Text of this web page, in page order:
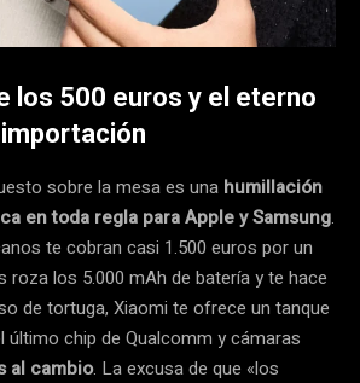
los 500 euros y el eterno
sobre la mesa es una humillación
en toda regla para Apple y Samsung.
te cobran casi 1.500 euros por un
roza los 5.000 mAh de batería y te hace
de tortuga, Xiaomi te ofrece un tanque
último chip de Qualcomm y cámaras
al cambio. La excusa de que «los